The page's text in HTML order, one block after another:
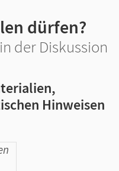
dürfen?
der Diskussion
Hinweisen